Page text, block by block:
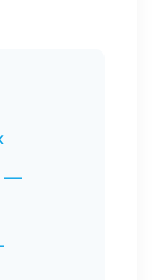
—